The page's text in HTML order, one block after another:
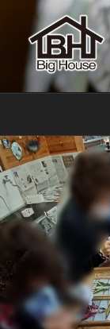
キ
ッ
プ
ステンドグラ